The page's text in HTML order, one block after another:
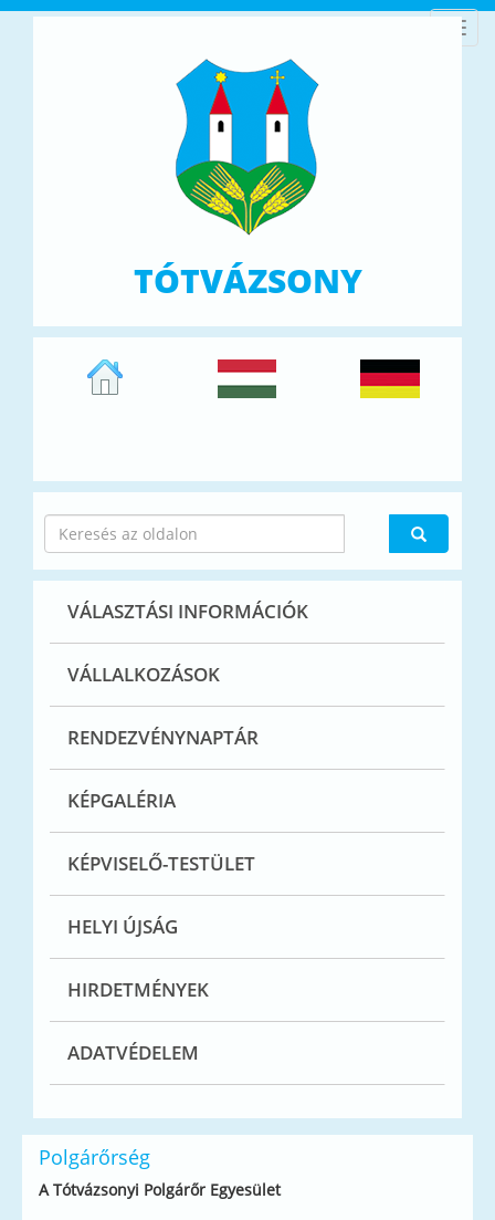
TÓTVÁZSONY
VÁLASZTÁSI INFORMÁCIÓK
VÁLLALKOZÁSOK
RENDEZVÉNYNAPTÁR
KÉPGALÉRIA
KÉPVISELŐ-TESTÜLET
HELYI ÚJSÁG
HIRDETMÉNYEK
ADATVÉDELEM
Polgárőrség
A Tótvázsonyi Polgárőr Egyesület